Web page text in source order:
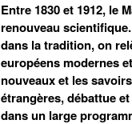
Entre 1830 et 1912, le
renouveau
dans la tradition, on
européens modernes
nouveaux et les
étrangères, débattue
dans un large